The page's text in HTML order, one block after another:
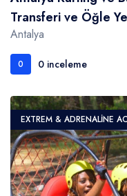
Transferi ve Öğle
Antalya
0 0 inceleme
EXTREM & ADRENALINE